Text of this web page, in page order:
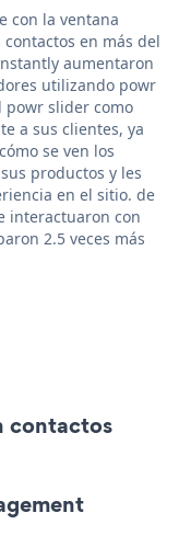
con la ventana
en más del
aumentaron
utilizando powr
powr slider como
a sus clientes, ya
se ven los
productos y les
en el sitio. de
interactuaron con
2.5 veces más
contactos